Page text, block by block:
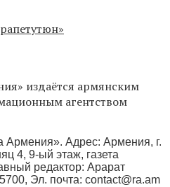
издаётся армянским
агентством
Армения». Адрес: Армения, г.
4, 9-ый этаж, газета
редактор: Арарат
Эл. почта: contact@ra.am